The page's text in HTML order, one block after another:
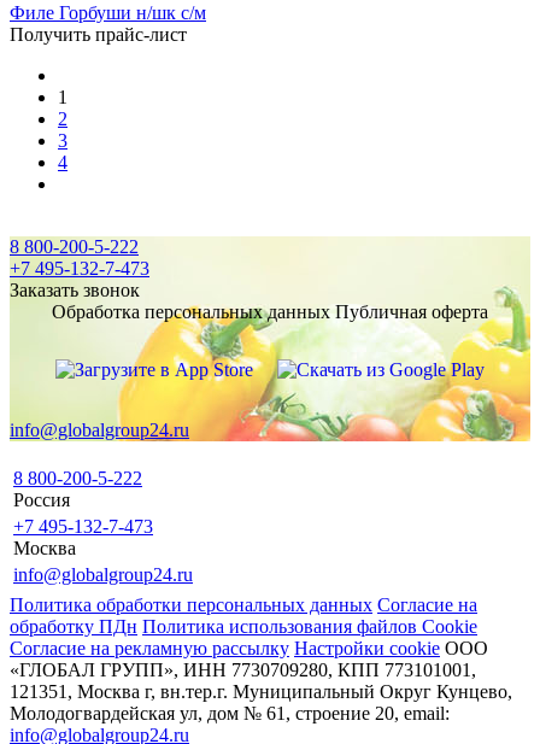
Филе Горбуши н/шк с/м
Получить прайс-лист
1
2
3
4
8 800-200-5-222
+7 495-132-7-473
Заказать звонок
Обработка персональных данных Публичная оферта
info@globalgroup24.ru
8 800-200-5-222
Россия
+7 495-132-7-473
Москва
info@globalgroup24.ru
Политика обработки персональных данных Согласие на
обработку ПДн Политика использования файлов Cookie
Согласие на рекламную рассылку Настройки cookie ООО
«ГЛОБАЛ ГРУПП», ИНН 7730709280, КПП 773101001,
121351, Москва г, вн.тер.г. Муниципальный Округ Кунцево,
Молодогвардейская ул, дом № 61, строение 20, email:
info@globalgroup24.ru